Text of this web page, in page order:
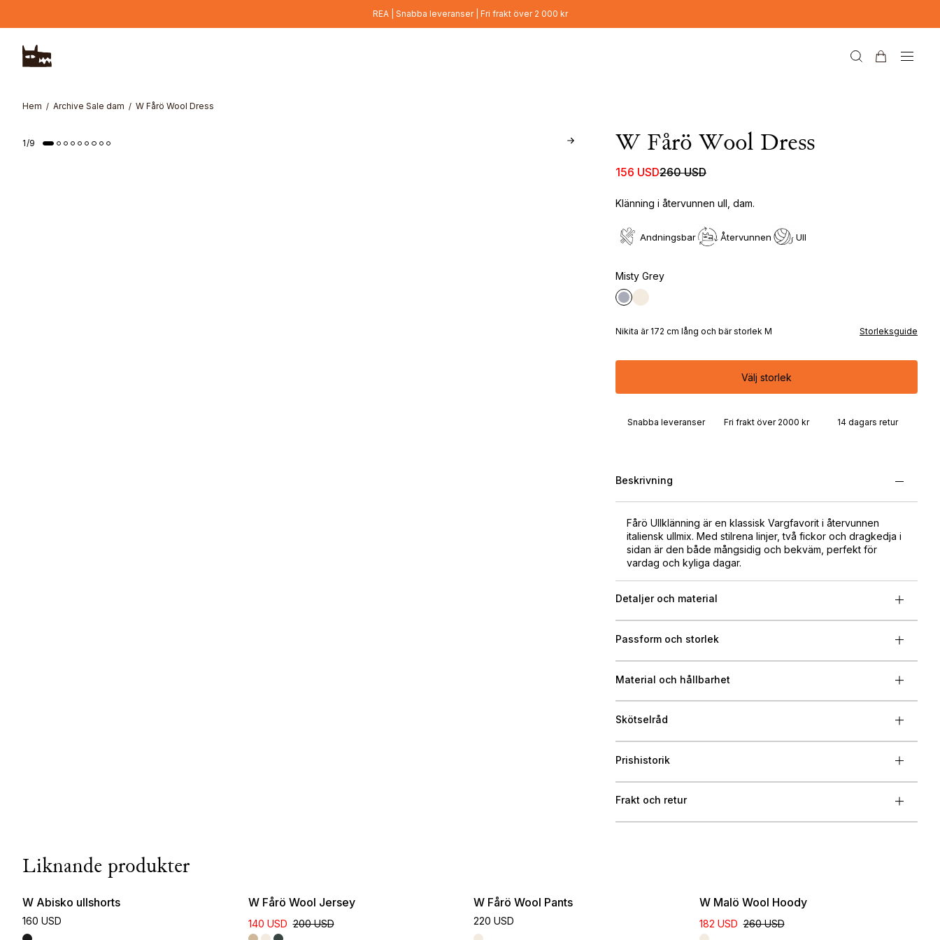
REA | Snabba leveranser | Fri frakt över 2 000 kr
Hem Archive Sale dam W Fårö Wool Dress
1/9 W Fårö Wool Dress
156 USD260 USD
Klänning i återvunnen ull, dam.
Andningsbar Återvunnen Ull
Misty Grey
Nikita är 172 cm lång och bär storlek M Storleksguide
Välj storlek
Snabba leveranser Fri frakt över 2000 kr 14 dagars retur
Beskrivning
Fårö Ullklänning är en klassisk Vargfavorit i återvunnen
italiensk ullmix. Med stilrena linjer, två fickor och dragkedja i
sidan är den både mångsidig och bekväm, perfekt för
vardag och kyliga dagar.
Detaljer och material
Passform och storlek
Material och hållbarhet
Skötselråd
Prishistorik
Frakt och retur
Liknande produkter
W Abisko ullshorts
160 USD
W Fårö Wool Jersey
140 USD 200 USD
W Fårö Wool Pants
220 USD
W Malö Wool Hoody
182 USD 260 USD